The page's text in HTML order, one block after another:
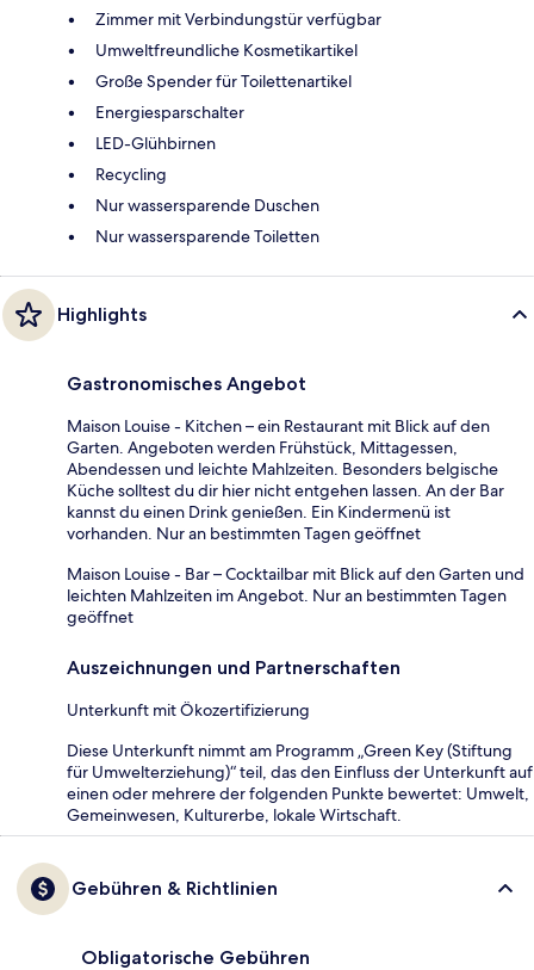
Zimmer mit Verbindungstür verfügbar
Umweltfreundliche Kosmetikartikel
Große Spender für Toilettenartikel
Energiesparschalter
LED-Glühbirnen
Recycling
Nur wassersparende Duschen
Nur wassersparende Toiletten
Highlights
Gastronomisches Angebot
Maison Louise - Kitchen – ein Restaurant mit Blick auf den
Garten. Angeboten werden Frühstück, Mittagessen,
Abendessen und leichte Mahlzeiten. Besonders belgische
Küche solltest du dir hier nicht entgehen lassen. An der Bar
kannst du einen Drink genießen. Ein Kindermenü ist
vorhanden. Nur an bestimmten Tagen geöffnet
Maison Louise - Bar – Cocktailbar mit Blick auf den Garten und
leichten Mahlzeiten im Angebot. Nur an bestimmten Tagen
geöffnet
Auszeichnungen und Partnerschaften
Unterkunft mit Ökozertifizierung
Diese Unterkunft nimmt am Programm „Green Key (Stiftung
für Umwelterziehung)“ teil, das den Einfluss der Unterkunft auf
einen oder mehrere der folgenden Punkte bewertet: Umwelt,
Gemeinwesen, Kulturerbe, lokale Wirtschaft.
Gebühren & Richtlinien
Obligatorische Gebühren